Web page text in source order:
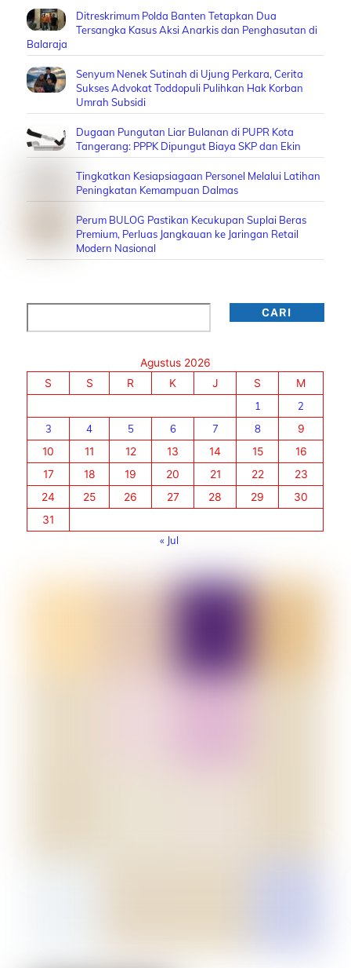
Ditreskrimum Polda Banten Tetapkan Dua
Tersangka Kasus Aksi Anarkis dan Penghasutan di
Balaraja
Senyum Nenek Sutinah di Ujung Perkara, Cerita
Sukses Advokat Toddopuli Pulihkan Hak Korban
Umrah Subsidi
Dugaan Pungutan Liar Bulanan di PUPR Kota
Tangerang: PPPK Dipungut Biaya SKP dan Ekin
Tingkatkan Kesiapsiagaan Personel Melalui Latihan
Peningkatan Kemampuan Dalmas
Perum BULOG Pastikan Kecukupan Suplai Beras
Premium, Perluas Jangkauan ke Jaringan Retail
Modern Nasional
CARI
Agustus 2026
S
S R K J S
M
1
2
3
4 5 6 7 8
9
10
11 12 13 14 15
16
17
18 19 20 21 22
23
24
25 26 27 28 29
30
31
« Jul